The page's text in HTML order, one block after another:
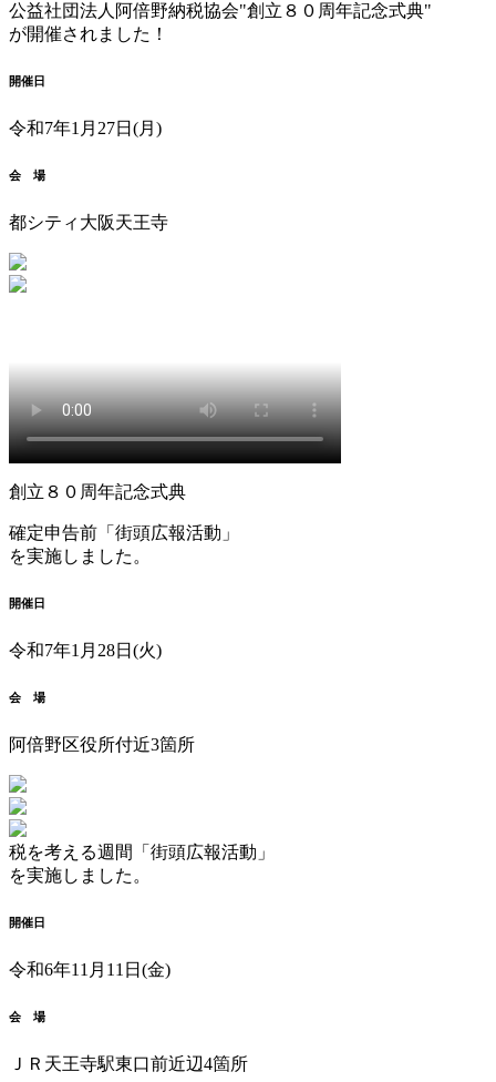
公益社団法人阿倍野納税協会"創立８０周年記念式典"
が開催されました！
開催日
令和7年1月27日(月)
会 場
都シティ大阪天王寺
創立８０周年記念式典
確定申告前「街頭広報活動」
を実施しました。
開催日
令和7年1月28日(火)
会 場
阿倍野区役所付近3箇所
税を考える週間「街頭広報活動」
を実施しました。
開催日
令和6年11月11日(金)
会 場
ＪＲ天王寺駅東口前近辺4箇所